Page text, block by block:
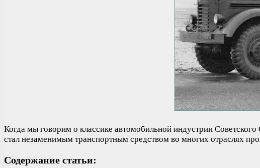
Когда мы говорим о классике автомобильной индустрии
стал незаменимым транспортным средством во многих отраслях
Содержание статьи: